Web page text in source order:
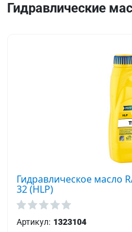
Гидравлические
Гидравлическое масло
32 (HLP)
Артикул: 1323104